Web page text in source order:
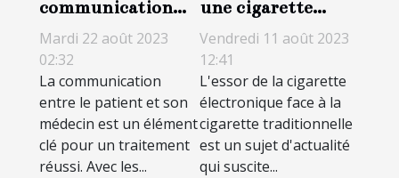
communication
patient-médecin
grâce à la
téléconsultation
Mardi 22 août 2023
02:32
La communication
entre le patient et son
médecin est un élément
clé pour un traitement
réussi. Avec les...
une cigarette
électronique à une
cigarette
traditionnelle ?
Vendredi 11 août 2023
12:41
L'essor de la cigarette
électronique face à la
cigarette traditionnelle
est un sujet d'actualité
qui suscite...